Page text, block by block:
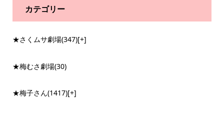
カテゴリー
★さくムサ劇場(347)[+]
★梅むさ劇場(30)
★梅子さん(1417)[+]